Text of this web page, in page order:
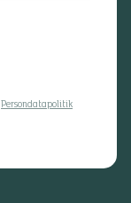
Persondatapolitik